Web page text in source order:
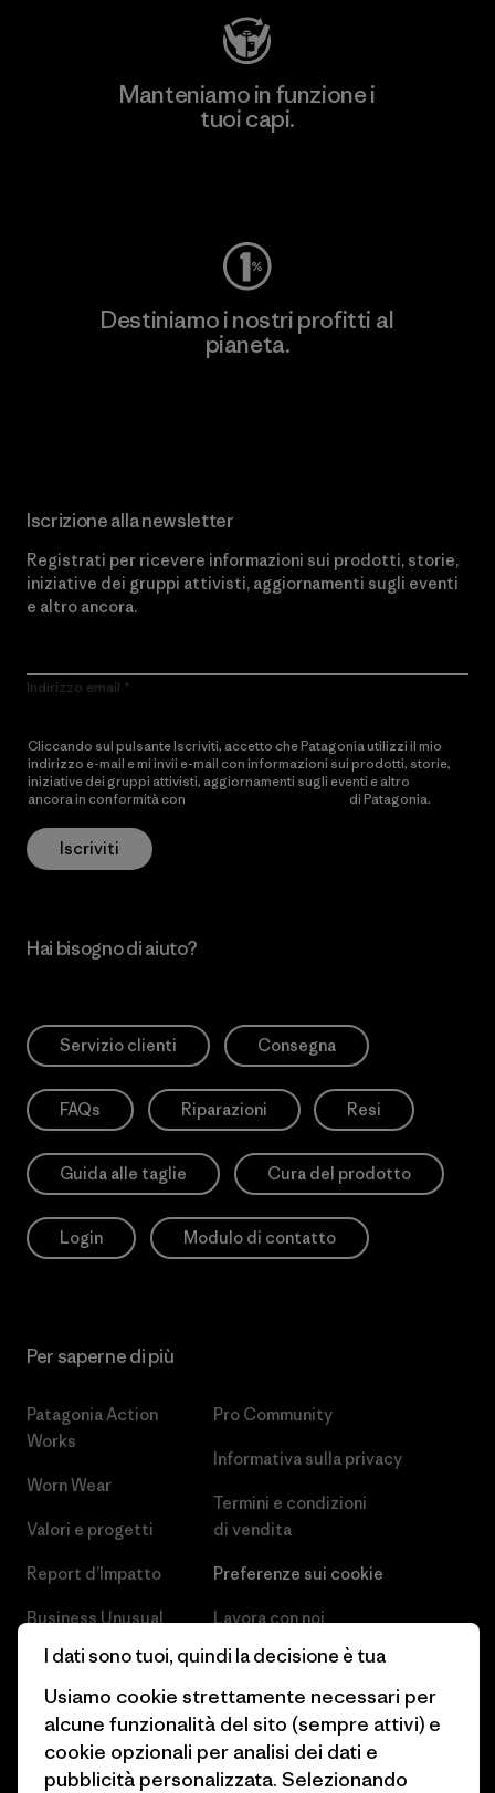
Manteniamo in funzione i
tuoi capi.
Destiniamo i nostri profitti al
pianeta.
Iscrizione alla newsletter
Registrati per ricevere informazioni sui prodotti, storie,
iniziative dei gruppi attivisti, aggiornamenti sugli eventi
e altro ancora.
Indirizzo email
Cliccando sul pulsante Iscriviti, accetto che Patagonia utilizzi il mio
indirizzo e-mail e mi invii e-mail con informazioni sui prodotti, storie,
iniziative dei gruppi attivisti, aggiornamenti sugli eventi e altro
ancora in conformità con
di Patagonia.
Iscriviti
Hai bisogno di aiuto?
Servizio clienti Consegna
FAQs Riparazioni Resi
Guida alle taglie Cura del prodotto
Login Modulo di contatto
Per saperne di più
Patagonia Action
Works
Worn Wear
Valori e progetti
Report d’Impatto
Business Unusual
Obiettivi climatici
1% For The Planet
Come finanziamo
Pro Community
Informativa sulla privacy
Termini e condizioni
di vendita
Preferenze sui cookie
Lavora con noi
Stampa e media
Industry program
Programma di affiliazione
I dati sono tuoi, quindi la decisione è tua
Usiamo cookie strettamente necessari per
alcune funzionalità del sito (sempre attivi) e
cookie opzionali per analisi dei dati e
pubblicità personalizzata. Selezionando